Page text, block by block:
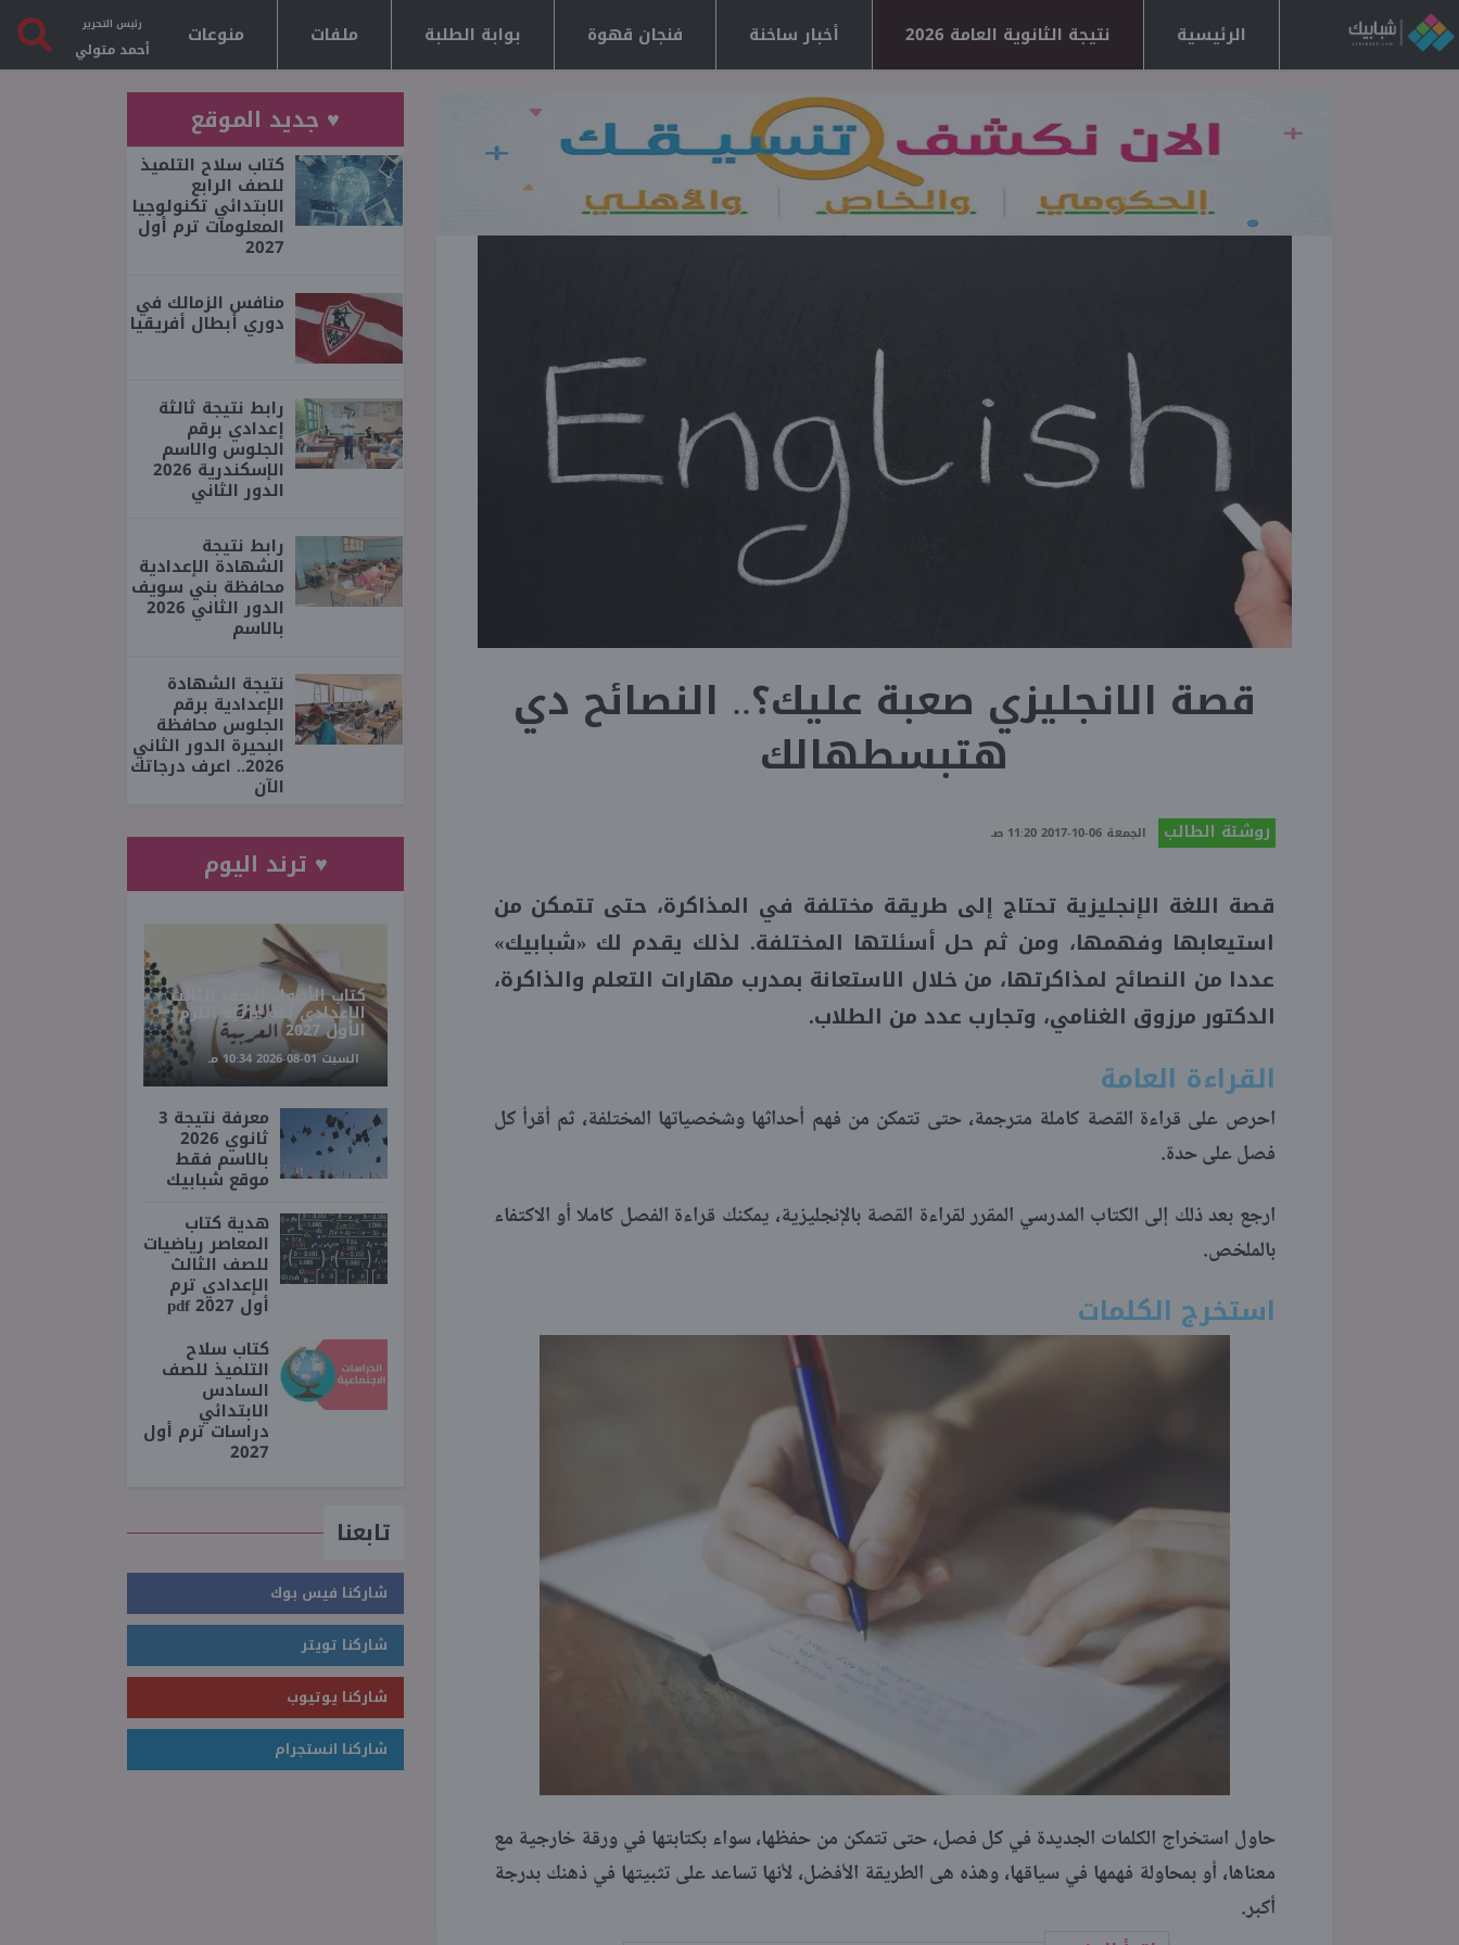
الرئيسية نتيجة الثانوية العامة 2026 أخبار ساخنة فنجان قهوة بوابة الطلبة ملفات منوعات رئيس التحرير
أحمد متولي
قصة الانجليزي صعبة عليك؟.. النصائح دي
هتبسطهالك
روشتة الطالب الجمعة 06-10-2017 11:20 صـ
قصة اللغة الإنجليزية تحتاج إلى طريقة مختلفة في المذاكرة، حتى تتمكن من
استيعابها وفهمها، ومن ثم حل أسئلتها المختلفة. لذلك يقدم لك «شبابيك»
عددا من النصائح لمذاكرتها، من خلال الاستعانة بمدرب مهارات التعلم والذاكرة،
الدكتور مرزوق الغنامي، وتجارب عدد من الطلاب.
القراءة العامة
احرص على قراءة القصة كاملة مترجمة، حتى تتمكن من فهم أحداثها وشخصياتها المختلفة، ثم أقرأ كل
فصل على حدة.
ارجع بعد ذلك إلى الكتاب المدرسي المقرر لقراءة القصة بالإنجليزية، يمكنك قراءة الفصل كاملا أو الاكتفاء
بالملخص.
استخرج الكلمات
حاول استخراج الكلمات الجديدة في كل فصل، حتى تتمكن من حفظها، سواء بكتابتها في ورقة خارجية مع
معناها، أو بمحاولة فهمها في سياقها، وهذه هى الطريقة الأفضل، لأنها تساعد على تثبيتها في ذهنك بدرجة
أكبر.
♥ جديد الموقع
كتاب سلاح التلميذ
للصف الرابع
الابتدائي تكنولوجيا
المعلومات ترم أول
2027
منافس الزمالك في
دوري أبطال أفريقيا
رابط نتيجة ثالثة
إعدادي برقم
الجلوس والاسم
الإسكندرية 2026
الدور الثاني
رابط نتيجة
الشهادة الإعدادية
محافظة بني سويف
الدور الثاني 2026
بالاسم
نتيجة الشهادة
الإعدادية برقم
الجلوس محافظة
البحيرة الدور الثاني
2026.. اعرف درجاتك
الآن
♥ ترند اليوم
كتاب الأضواء للصف الثالث
الإعدادي لغة عربية الترم
الأول 2027
السبت 01-08-2026 10:34 مـ
معرفة نتيجة 3
ثانوي 2026
بالاسم فقط
موقع شبابيك
هدية كتاب
المعاصر رياضيات
للصف الثالث
الإعدادي ترم
أول 2027 pdf
كتاب سلاح
التلميذ للصف
السادس
الابتدائي
دراسات ترم أول
2027
تابعنا
شاركنا فيس بوك
شاركنا تويتر
شاركنا يوتيوب
شاركنا انستجرام